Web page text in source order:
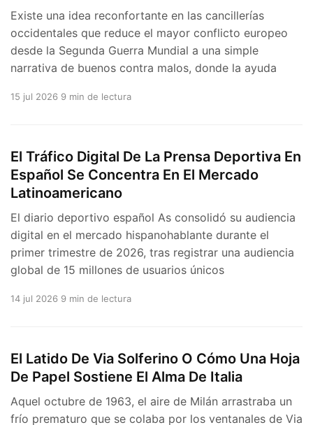
Existe una idea reconfortante en las cancillerías
occidentales que reduce el mayor conflicto europeo
desde la Segunda Guerra Mundial a una simple
narrativa de buenos contra malos, donde la ayuda
15 jul 2026 9 min de lectura
El Tráfico Digital De La Prensa Deportiva En
Español Se Concentra En El Mercado
Latinoamericano
El diario deportivo español As consolidó su audiencia
digital en el mercado hispanohablante durante el
primer trimestre de 2026, tras registrar una audiencia
global de 15 millones de usuarios únicos
14 jul 2026 9 min de lectura
El Latido De Via Solferino O Cómo Una Hoja
De Papel Sostiene El Alma De Italia
Aquel octubre de 1963, el aire de Milán arrastraba un
frío prematuro que se colaba por los ventanales de Via